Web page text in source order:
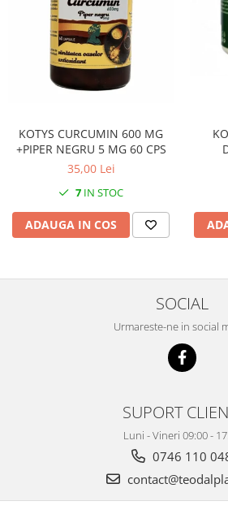
KOTYS CURCUMIN 600 MG
+PIPER NEGRU 5 MG 60 CPS
35,00 Lei
7 IN STOC
ADAUGA IN COS
SOCIAL
Urmareste-ne in social
SUPORT
Luni - Vineri 09:00 -
0746 110